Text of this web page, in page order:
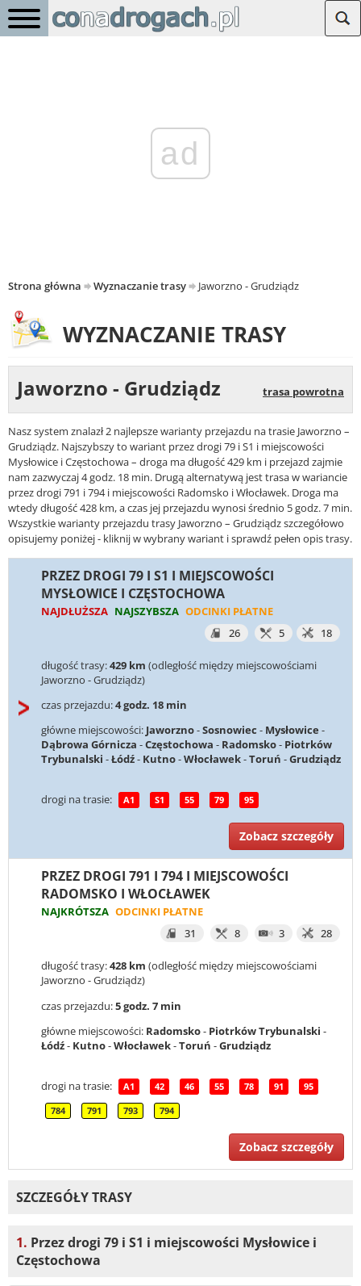
ad
Strona główna Wyznaczanie trasy Jaworzno - Grudziądz
WYZNACZANIE TRASY
Jaworzno - Grudziądz trasa powrotna
Nasz system znalazł 2 najlepsze warianty przejazdu na trasie Jaworzno –
Grudziądz. Najszybszy to wariant przez drogi 79 i S1 i miejscowości
Mysłowice i Częstochowa – droga ma długość 429 km i przejazd zajmie
nam zazwyczaj 4 godz. 18 min. Drugą alternatywą jest trasa w wariancie
przez drogi 791 i 794 i miejscowości Radomsko i Włocławek. Droga ma
wtedy długość 428 km, a czas jej przejazdu wynosi średnio 5 godz. 7 min.
Wszystkie warianty przejazdu trasy Jaworzno – Grudziądz szczegółowo
opisujemy poniżej - kliknij w wybrany wariant i sprawdź pełen opis trasy.
PRZEZ DROGI 79 I S1 I MIEJSCOWOŚCI
MYSŁOWICE I CZĘSTOCHOWA
NAJDŁUŻSZA NAJSZYBSZA ODCINKI PŁATNE
26
5 18
długość trasy:429 km (odległość między miejscowościami
Jaworzno - Grudziądz)
czas przejazdu:4 godz. 18 min
główne miejscowości: Jaworzno-Sosnowiec - Mysłowice -
Dąbrowa Górnicza -Częstochowa - Radomsko- Piotrków
Trybunalski -Łódź- Kutno-Włocławek-Toruń -Grudziądz
drogi na trasie: A1 S1 55 79 95
Zobacz szczegóły
PRZEZ DROGI 791 I 794 I MIEJSCOWOŚCI
RADOMSKO I WŁOCŁAWEK
NAJKRÓTSZA ODCINKI PŁATNE
31
8 3 28
długość trasy:428 km (odległość między miejscowościami
Jaworzno - Grudziądz)
czas przejazdu:5 godz. 7 min
główne miejscowości: Radomsko- Piotrków Trybunalski -
Łódź- Kutno-Włocławek-Toruń -Grudziądz
drogi na trasie: A1 42 46 55 78 91 95
784 791 793 794
Zobacz szczegóły
SZCZEGÓŁY TRASY
1. Przez drogi 79 i S1 i miejscowości Mysłowice i
Częstochowa